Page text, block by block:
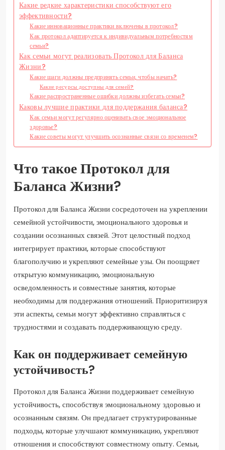
Какие редкие характеристики способствуют его
эффективности?
Какие инновационные практики включены в протокол?
Как протокол адаптируется к индивидуальным потребностям
семьи?
Как семьи могут реализовать Протокол для Баланса
Жизни?
Какие шаги должны предпринять семьи, чтобы начать?
Какие ресурсы доступны для семей?
Какие распространенные ошибки должны избегать семьи?
Каковы лучшие практики для поддержания баланса?
Как семьи могут регулярно оценивать свое эмоциональное
здоровье?
Какие советы могут улучшить осознанные связи со временем?
Что такое Протокол для
Баланса Жизни?
Протокол для Баланса Жизни сосредоточен на укреплении
семейной устойчивости, эмоционального здоровья и
создании осознанных связей. Этот целостный подход
интегрирует практики, которые способствуют
благополучию и укрепляют семейные узы. Он поощряет
открытую коммуникацию, эмоциональную
осведомленность и совместные занятия, которые
необходимы для поддержания отношений. Приоритизируя
эти аспекты, семьи могут эффективно справляться с
трудностями и создавать поддерживающую среду.
Как он поддерживает семейную
устойчивость?
Протокол для Баланса Жизни поддерживает семейную
устойчивость, способствуя эмоциональному здоровью и
осознанным связям. Он предлагает структурированные
подходы, которые улучшают коммуникацию, укрепляют
отношения и способствуют совместному опыту. Семьи,